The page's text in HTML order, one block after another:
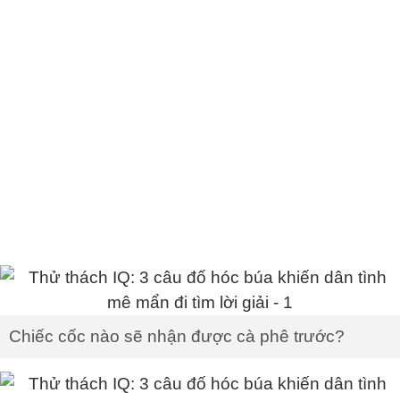
Chiếc cốc nào sẽ nhận được cà phê trước?